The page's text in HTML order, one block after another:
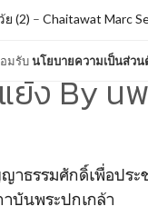
มรับนโยบายความเป็นส่วน
ย (2) – Chaitawat Marc
ง By น
าธรรมศักดิ์เพื่อปร
บันพระปกเกล้า